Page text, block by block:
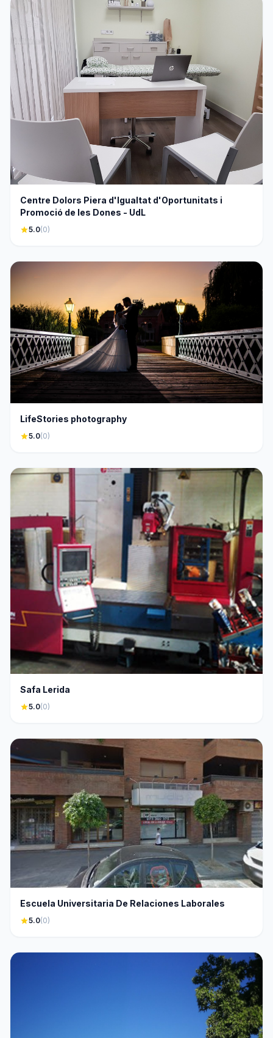
Centre Dolors Piera d'Igualtat d'Oportunitats i
Promoció de les Dones - UdL
star5.0(0)
LifeStories photography
star5.0(0)
Safa Lerida
star5.0(0)
Escuela Universitaria De Relaciones Laborales
star5.0(0)